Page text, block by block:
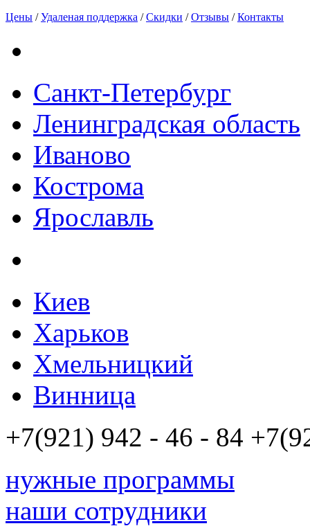
Цены /Удаленая поддержка /Скидки /Отзывы /Контакты
Санкт-Петербург
Ленинградская область
Иваново
Кострома
Ярославль
Киев
Харьков
Хмельницкий
Винница
+7(921) 942 - 46 - 84
нужные программы
наши сотрудники